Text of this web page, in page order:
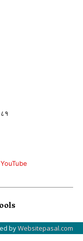
YouTube
byWebsitepasal.com